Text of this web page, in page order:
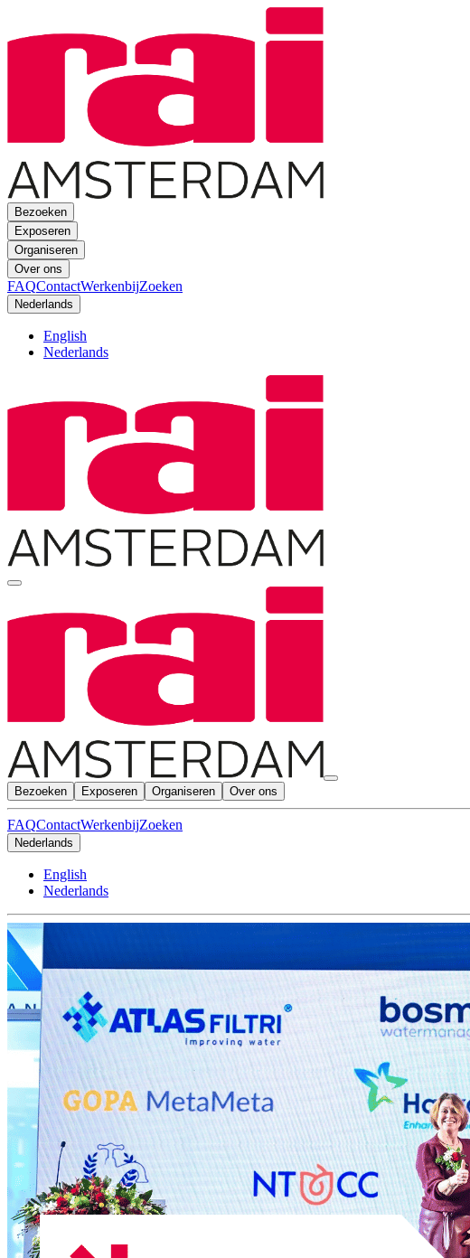
Bezoeken
Exposeren
Organiseren
Over ons
FAQContactWerkenbijZoeken
Nederlands
English
Nederlands
Bezoeken Exposeren Organiseren Over ons
FAQContactWerkenbijZoeken
Nederlands
English
Nederlands